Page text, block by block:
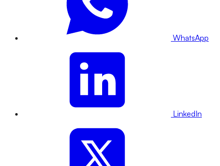
WhatsApp
LinkedIn